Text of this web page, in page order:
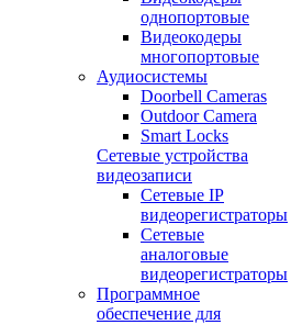
однопортовые
Видеокодеры
многопортовые
Аудиосистемы
Doorbell Cameras
Outdoor Camera
Smart Locks
Сетевые устройства
видеозаписи
Сетевые IP
видеорегистраторы
Сетевые
аналоговые
видеорегистраторы
Программное
обеспечение для